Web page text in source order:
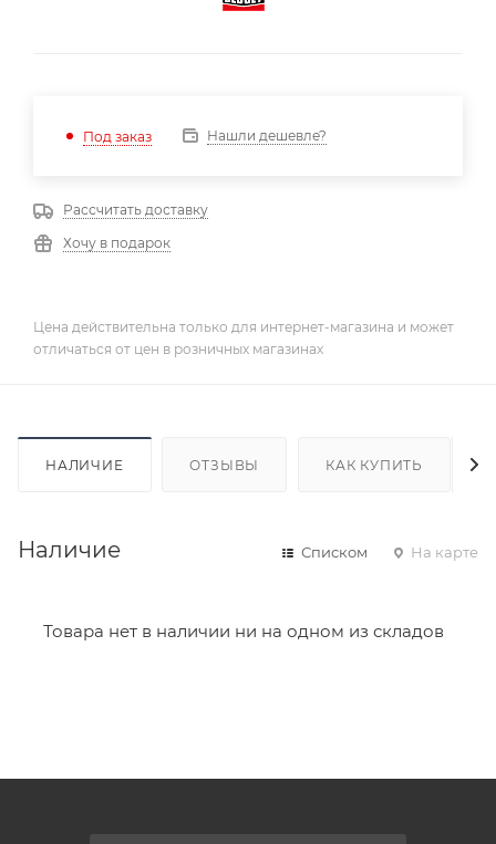
Под заказ Нашли дешевле?
Рассчитать доставку
Хочу в подарок
Цена действительна только для интернет-магазина и может
отличаться от цен в розничных магазинах
НАЛИЧИЕ ОТЗЫВЫ КАК КУПИТЬ
Наличие Списком На карте
Товара нет в наличии ни на одном из складов